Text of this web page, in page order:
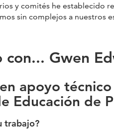
y comités he establecido
sin complejos a nuestros
con... Gwen
apoyo técnico
Educación de
trabajo?